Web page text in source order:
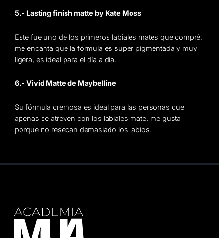
5.- Lasting finish matte by Kate Moss
Este fue uno de los primeros labiales mates que compré,
me encanta que la fórmula es super pigmentada y muy
ligera, es ideal para el día a día.
6.- Vivid Matte de Maybelline
Su fórmula cremosa es ideal para las personas que
apenas se atreven con los labiales mate. me gusta
porque no resecan demasiado los labios.